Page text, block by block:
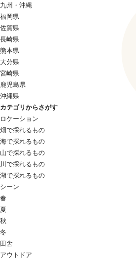
九州・沖縄
福岡県
佐賀県
長崎県
熊本県
大分県
宮崎県
鹿児島県
沖縄県
カテゴリからさがす
ロケーション
畑で採れるもの
海で採れるもの
山で採れるもの
川で採れるもの
湖で採れるもの
シーン
春
夏
秋
冬
田舎
アウトドア